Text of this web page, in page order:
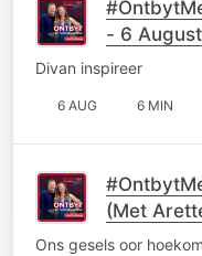
- 6
Divan inspireer
6 AUG 6 MIN
(Met
Ons gesels oor